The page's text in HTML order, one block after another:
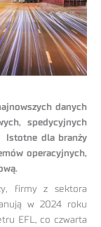
danych
spedycyjnych
Istotne dla branży
operacyjnych,
firmy z sektora
w 2024 roku
EFL, co czwarta